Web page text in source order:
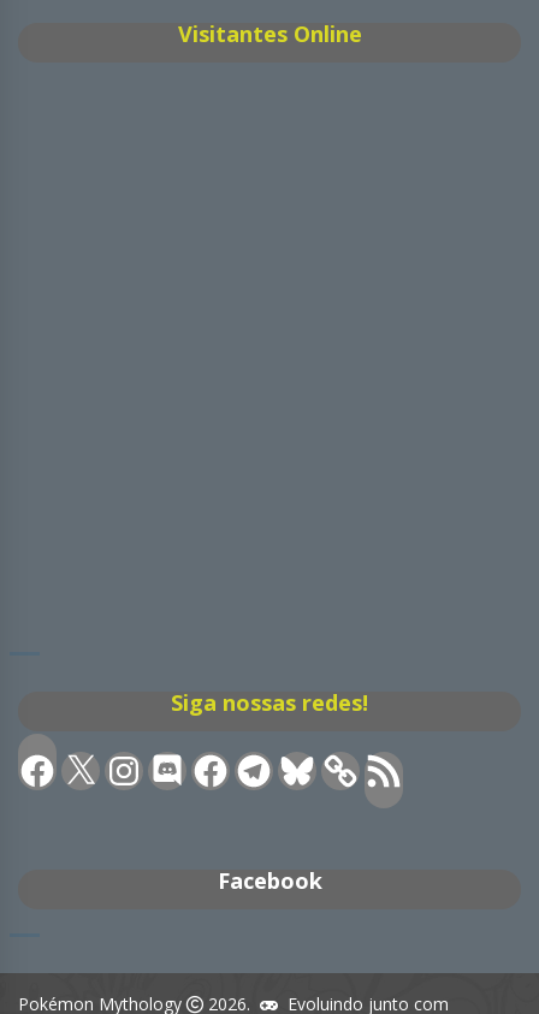
Visitantes Online
Siga nossas redes!
Facebook
X Instagram
DiscordFacebookTelegramBluesky Feed
RSS
Facebook
Pokémon Mythology 2026. Evoluindo junto com